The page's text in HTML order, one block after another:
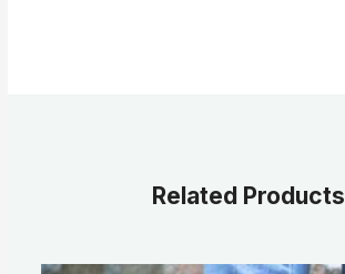
Related Products